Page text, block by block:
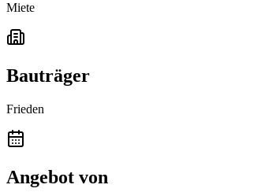
Miete
Bauträger
Frieden
Angebot von